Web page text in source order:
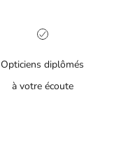
Opticiens diplômés
à votre écoute